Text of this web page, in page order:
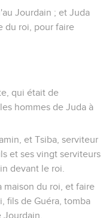
Jourdain ; et Juda
du roi, pour faire
qui était de
hommes de Juda à
et Tsiba, serviteur
et ses vingt serviteurs
devant le roi.
maison du roi, et faire
fils de Guéra, tomba